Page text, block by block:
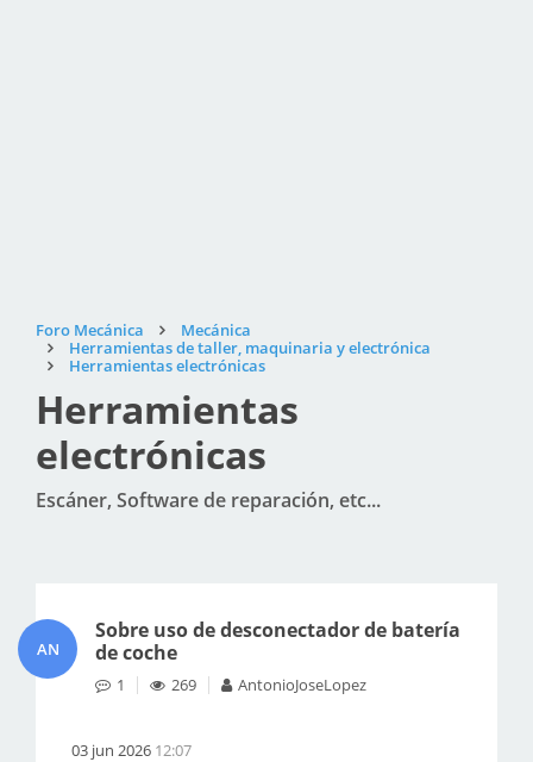
Foro Mecánica
Mecánica
Herramientas de taller, maquinaria y electrónica
Herramientas electrónicas
Herramientas
electrónicas
Escáner, Software de reparación, etc...
AN
Sobre uso de desconectador de batería
de coche
1 269 AntonioJoseLopez
03 jun 2026 12:07